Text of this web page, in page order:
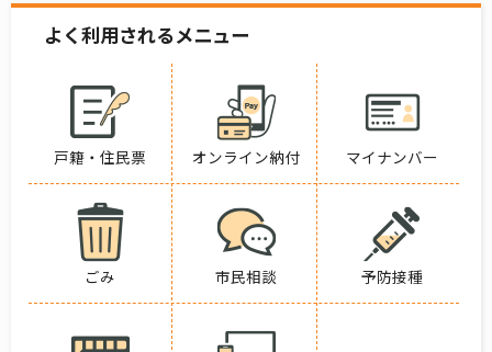
よく利用されるメニュー
戸籍・住民票 オンライン納付 マイナンバー
ごみ 市民相談 予防接種